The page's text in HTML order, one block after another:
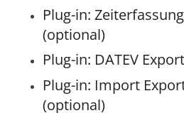
Plug-in:
(optional)
Plug-in: DATEV
Plug-in: Import
(optional)